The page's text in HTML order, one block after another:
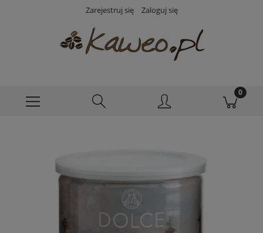
Zarejestruj się Zaloguj się